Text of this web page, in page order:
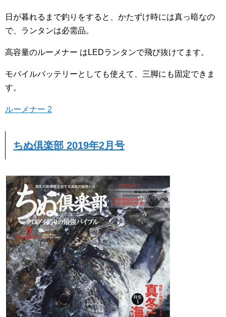
日が暮れるまで釣りをすると、かたずけ時には真っ暗なの
で、ランタンは必需品。
高容量のルーメナー はLEDランタンで飛び抜けてます。
モバイルバッテリーとしても使えて、三脚にも固定できま
す。
ルーメナー 2
ちぬ倶楽部 2019年2月号